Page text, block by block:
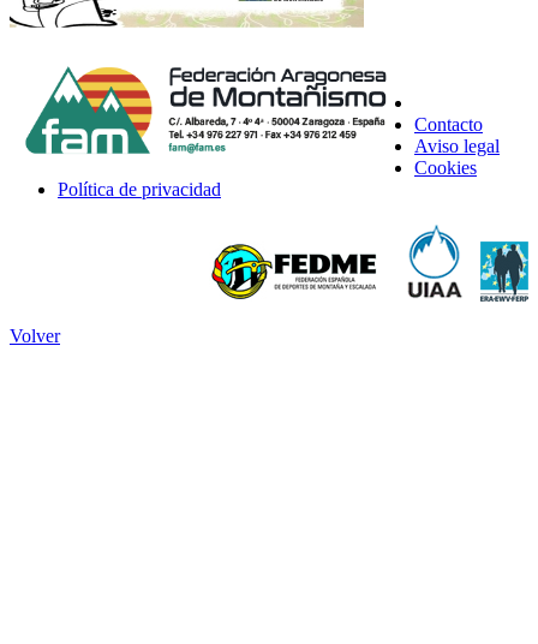
Contacto
Aviso legal
Cookies
Política de privacidad
Volver